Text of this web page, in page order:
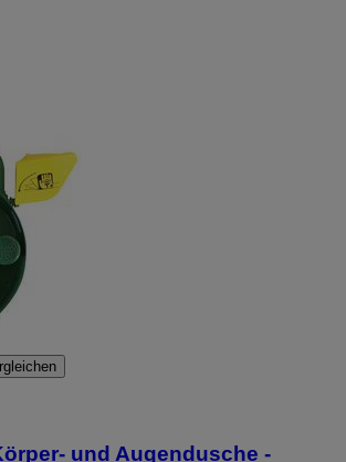
und Augendusche -